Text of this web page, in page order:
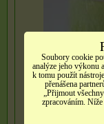
Soubory cookie
analýze jeho výkonu
k tomu použít
přenášena
„Přijmout
zpracováním.